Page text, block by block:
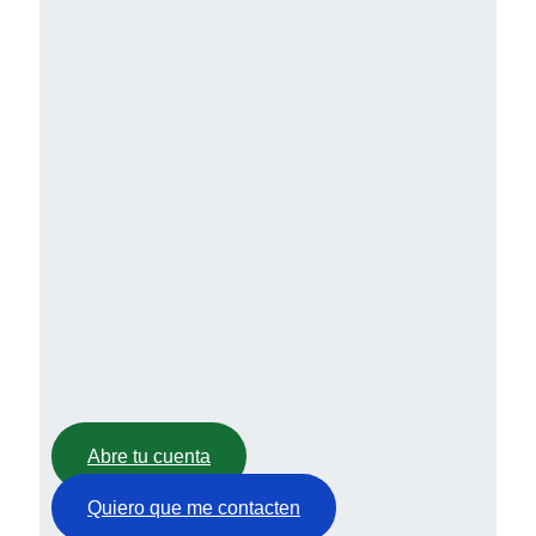
Abre tu cuenta
Quiero que me contacten